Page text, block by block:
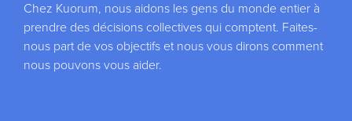
Chez Kuorum, nous aidons les gens du monde entier à
prendre des décisions collectives qui comptent. Faites-
nous part de vos objectifs et nous vous dirons comment
nous pouvons vous aider.